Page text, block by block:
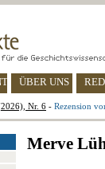
ÜBER UNS
Nr. 6 - Rezension
Merve